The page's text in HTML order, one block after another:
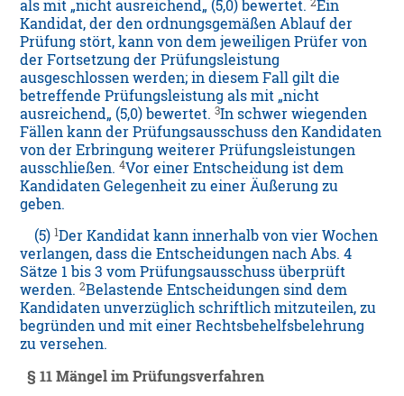
als mit „nicht ausreichend„ (5,0) bewertet. Ein
Kandidat, der den ordnungsgemäßen Ablauf der
Prüfung stört, kann von dem jeweiligen Prüfer von
der Fortsetzung der Prüfungsleistung
ausgeschlossen werden; in diesem Fall gilt die
betreffende Prüfungsleistung als mit „nicht
ausreichend„ (5,0) bewertet.3In schwer wiegenden
Fällen kann der Prüfungsausschuss den Kandidaten
von der Erbringung weiterer Prüfungsleistungen
ausschließen.4Vor einer Entscheidung ist dem
Kandidaten Gelegenheit zu einer Äußerung zu
geben.
(5)1Der Kandidat kann innerhalb von vier Wochen
verlangen, dass die Entscheidungen nach Abs. 4
Sätze 1 bis 3 vom Prüfungsausschuss überprüft
werden.2Belastende Entscheidungen sind dem
Kandidaten unverzüglich schriftlich mitzuteilen, zu
begründen und mit einer Rechtsbehelfsbelehrung
zu versehen.
§ 11 Mängel im Prüfungsverfahren